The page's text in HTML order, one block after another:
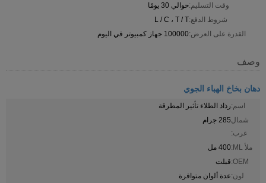
وقت التسليم:حوالي 30 يومًا
شروط الدفع:L / C ، T / T
القدرة على العرض:100000 جهاز كمبيوتر في اليوم
وصف
دهان بخاخ الهباء الجوي
اسم:رذاذ الطلاء تأثير المطرقة
شمال
غرب:
285 جرام
ملأ ML:
400 مل
OEM: قبلت
لون:عدة ألوان متوافرة